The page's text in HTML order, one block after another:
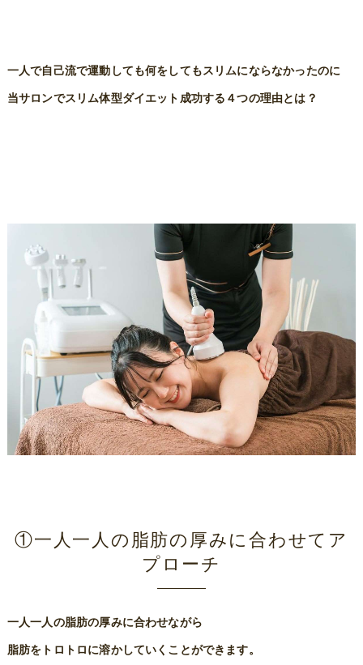
一人で自己流で運動しても何をしてもスリムにならなかったのに
当サロンでスリム体型ダイエット成功する４つの理由とは？
①一人一人の脂肪の厚みに合わせてア
プローチ
一人一人の脂肪の厚みに合わせながら
脂肪をトロトロに溶かしていくことができます。